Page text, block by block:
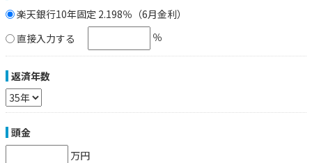
楽天銀行10年固定 2.198％（6月金利）
直接入力する
％
返済年数
頭金
万円